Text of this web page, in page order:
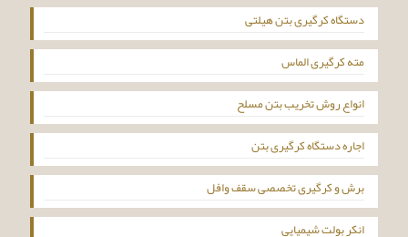
دستگاه کرگیری بتن هیلتی
مته کرگیری الماس
انواع روش تخریب بتن مسلح
اجاره دستگاه کرگیری بتن
برش و کرگیری تخصصی سقف وافل
انکر بولت شیمیایی